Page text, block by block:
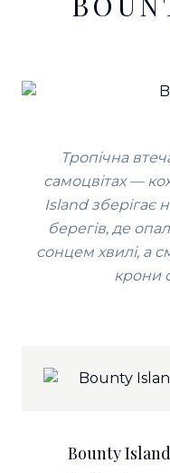
Тропічна
самоцвітах —
Island зберігає
берегів, де
сонцем хвилі, а
крони
Bounty